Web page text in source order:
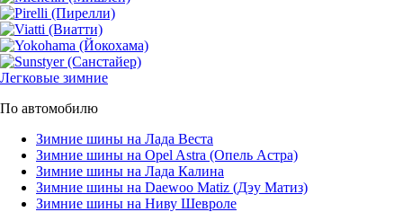
Легковые зимние
По автомобилю
Зимние шины на Лада Веста
Зимние шины на Opel Astra (Опель Астра)
Зимние шины на Лада Калина
Зимние шины на Daewoo Matiz (Дэу Матиз)
Зимние шины на Ниву Шевроле